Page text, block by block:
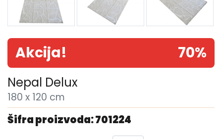
Akcija! 70%
Nepal Delux
180 x 120 cm
Šifra proizvoda: 701224